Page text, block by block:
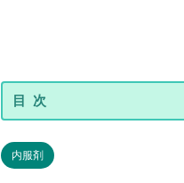
内服剤